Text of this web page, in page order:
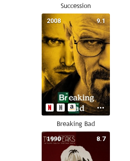
Succession
9.1
2008
Breaking Bad
8.7
1990